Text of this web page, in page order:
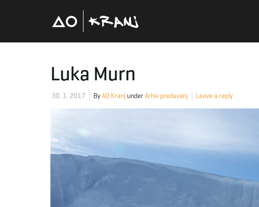
Luka Murn
30. 1. 2017 ByAO Kranj underArhiv predavanj Leave a reply